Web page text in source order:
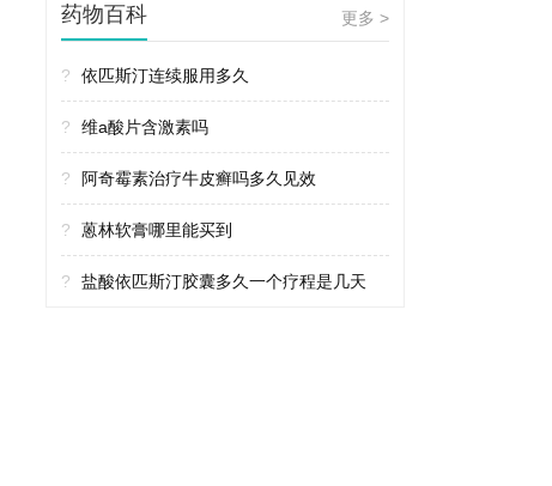
药物百科 更多 >
? 依匹斯汀连续服用多久
? 维a酸片含激素吗
? 阿奇霉素治疗牛皮癣吗多久见效
? 蒽林软膏哪里能买到
? 盐酸依匹斯汀胶囊多久一个疗程是几天